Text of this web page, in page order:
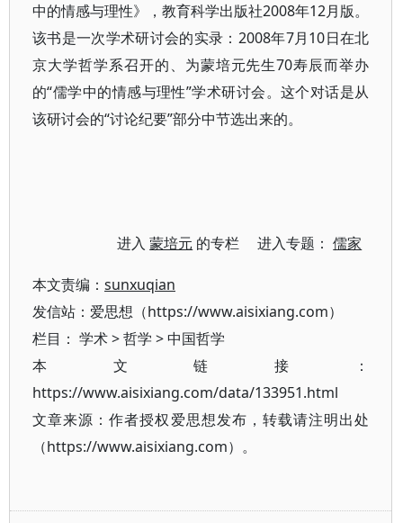
中的情感与理性》，教育科学出版社2008年12月版。
该书是一次学术研讨会的实录：2008年7月10日在北
京大学哲学系召开的、为蒙培元先生70寿辰而举办
的“儒学中的情感与理性”学术研讨会。这个对话是从
该研讨会的“讨论纪要”部分中节选出来的。
进入蒙培元 的专栏 进入专题：儒家
本文责编： sunxuqian
发信站：爱思想（https://www.aisixiang.com）
栏目： 学术>哲学 >中国哲学
本文链接：
https://www.aisixiang.com/data/133951.html
文章来源：作者授权爱思想发布，转载请注明出处
（https://www.aisixiang.com）。